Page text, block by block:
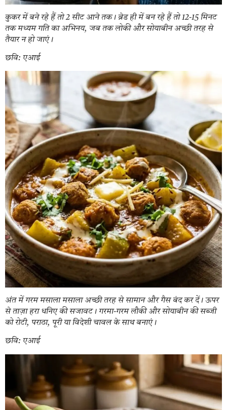
कुकर में बने रहे हैं तो 2 सीट आने तक। ब्रेड ही में बन रहे हैं तो 12-15 मिनट
तक मध्यम गति का अभिनय, जब तक लोकी और सोयाबीन अच्छी तरह से
तैयार न हो जाएं।
छवि: एआई
अंत में गरम मसाला मसाला अच्छी तरह से सामान और गैस बंद कर दें। ऊपर
से ताज़ा हरा धनिए की सजावट। गरमा-गरम लौकी और सोयाबीन की सब्जी
को रोटी, पराठा, पूरी या विदेशी चावल के साथ बनाएं।
छवि: एआई